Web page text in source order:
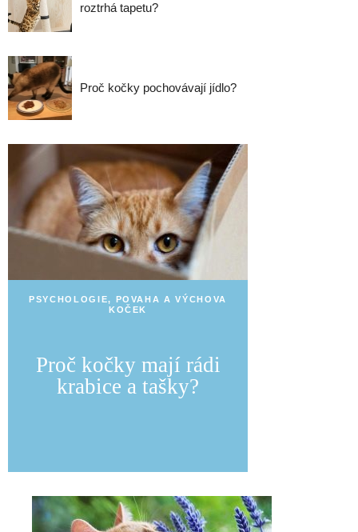
roztrhá tapetu?
Proč kočky pochovávají jídlo?
PSYCHOLOGIE, POVAHA A VÝCHOVA
KOČEK
Proč kočky mají rádi
krabice a tašky?